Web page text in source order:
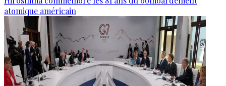
atomique américain